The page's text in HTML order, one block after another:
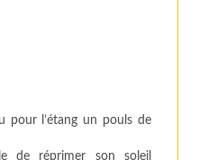
pour l’étang un pouls de
de réprimer son soleil